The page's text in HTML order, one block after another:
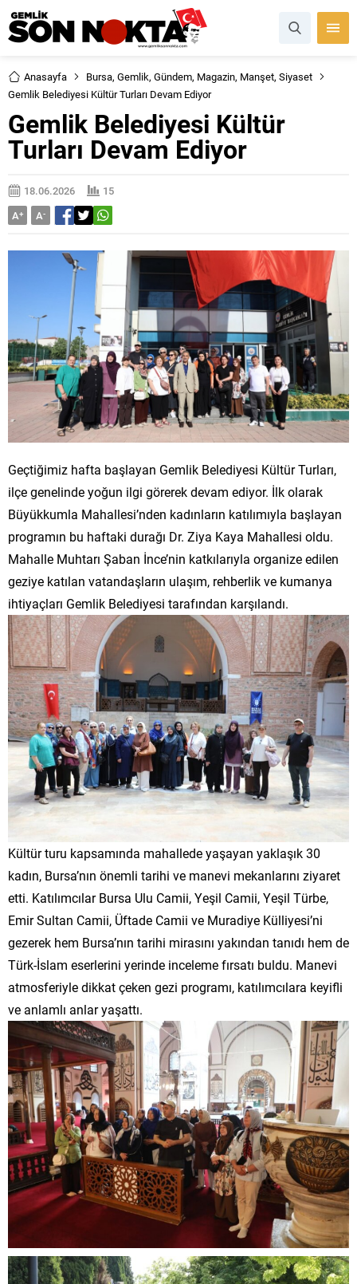
Anasayfa Bursa, Gemlik, Gündem, Magazin, Manşet, Siyaset
Gemlik Belediyesi Kültür Turları Devam Ediyor
Gemlik Belediyesi Kültür
Turları Devam Ediyor
18.06.2026
15
A+ A-
Geçtiğimiz hafta başlayan Gemlik Belediyesi Kültür Turları,
ilçe genelinde yoğun ilgi görerek devam ediyor. İlk olarak
Büyükkumla Mahallesi’nden kadınların katılımıyla başlayan
programın bu haftaki durağı Dr. Ziya Kaya Mahallesi oldu.
Mahalle Muhtarı Şaban İnce’nin katkılarıyla organize edilen
geziye katılan vatandaşların ulaşım, rehberlik ve kumanya
ihtiyaçları Gemlik Belediyesi tarafından karşılandı.
Kültür turu kapsamında mahallede yaşayan yaklaşık 30
kadın, Bursa’nın önemli tarihi ve manevi mekanlarını ziyaret
etti. Katılımcılar Bursa Ulu Camii, Yeşil Camii, Yeşil Türbe,
Emir Sultan Camii, Üftade Camii ve Muradiye Külliyesi’ni
gezerek hem Bursa’nın tarihi mirasını yakından tanıdı hem de
Türk-İslam eserlerini yerinde inceleme fırsatı buldu. Manevi
atmosferiyle dikkat çeken gezi programı, katılımcılara keyifli
ve anlamlı anlar yaşattı.